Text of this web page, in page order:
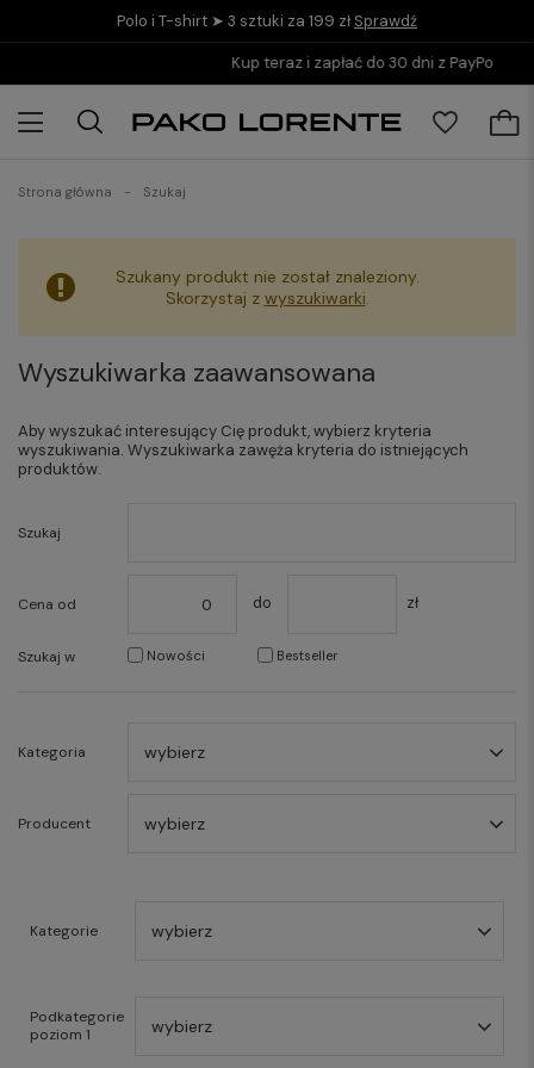
Polo i T-shirt ➤ 3 sztuki za 199 zł Sprawdź
Kup teraz i zapłać do 30 dni z PayPo
Strona główna Szukaj
Szukany produkt nie został znaleziony.
Skorzystaj z wyszukiwarki.
Wyszukiwarka zaawansowana
Aby wyszukać interesujący Cię produkt, wybierz kryteria
wyszukiwania. Wyszukiwarka zawęża kryteria do istniejących
produktów.
Szukaj
Cena od do zł
Szukaj w Nowości Bestseller
Kategoria wybierz
Producent wybierz
Kategorie wybierz
Podkategorie
poziom 1
wybierz